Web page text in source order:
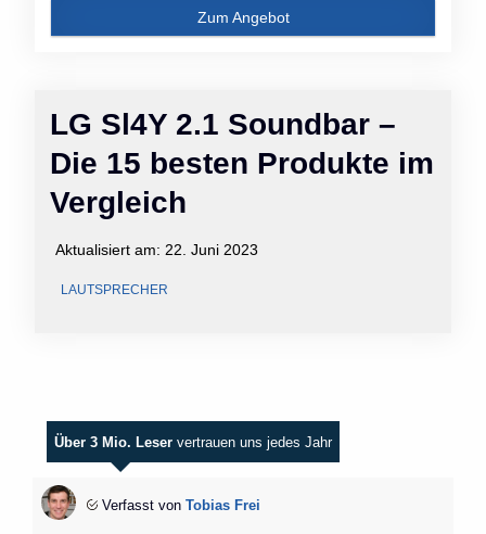
LG Sl4Y 2.1 Soundbar –
Die 15 besten Produkte im
Vergleich
Aktualisiert am: 22. Juni 2023
LAUTSPRECHER
Zum Angebot
Über 3 Mio. Leser vertrauen uns jedes Jahr
Verfasst von Tobias Frei